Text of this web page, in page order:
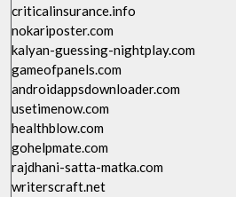
criticalinsurance.info
nokariposter.com
kalyan-guessing-nightplay.com
gameofpanels.com
androidappsdownloader.com
usetimenow.com
healthblow.com
gohelpmate.com
rajdhani-satta-matka.com
writerscraft.net